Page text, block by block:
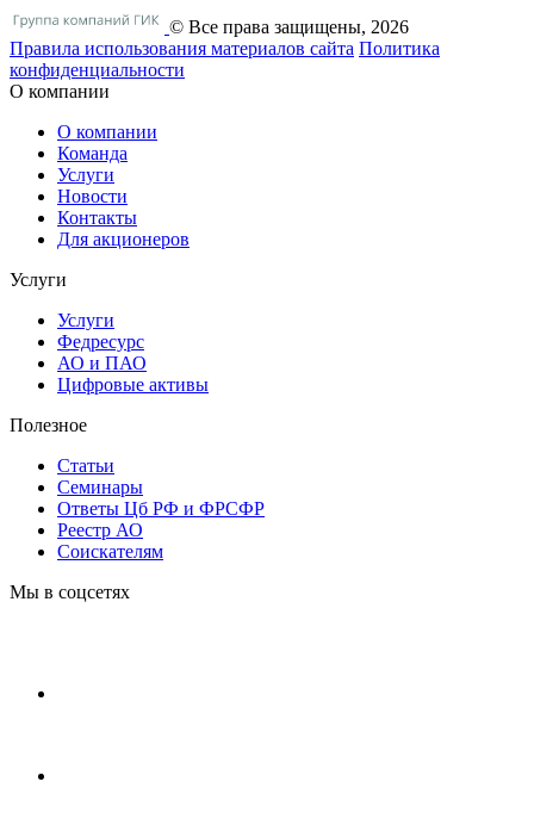
© Все права защищены, 2026
Правила использования материалов сайта Политика
конфиденциальности
О компании
О компании
Команда
Услуги
Новости
Контакты
Для акционеров
Услуги
Услуги
Федресурс
АО и ПАО
Цифровые активы
Полезное
Статьи
Cеминары
Ответы Цб РФ и ФРСФР
Реестр АО
Соискателям
Мы в соцсетях